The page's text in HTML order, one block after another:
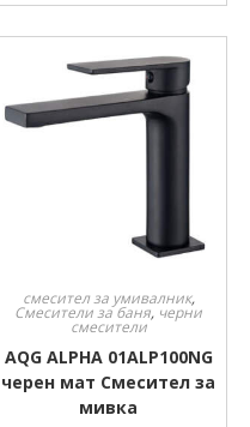
смесител за умивалник,
Смесители за баня, черни
смесители
AQG ALPHA 01ALP100NG
черен мат Смесител за
мивка